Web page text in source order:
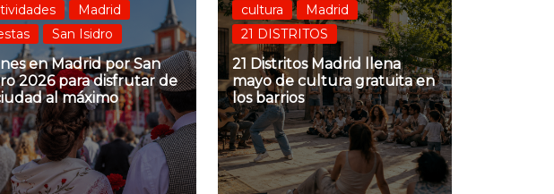
Madrid
San Isidro
en Madrid por San
2026 para disfrutar de
al máximo
cultura
Madrid
21 DISTRITOS
21 Distritos Madrid llena
mayo de cultura gratuita en
los barrios